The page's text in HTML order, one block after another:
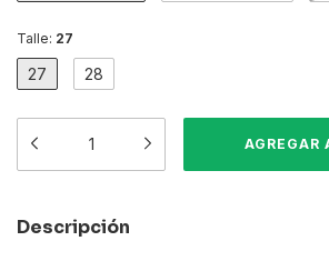
Talle: 27
27 28
Descripción